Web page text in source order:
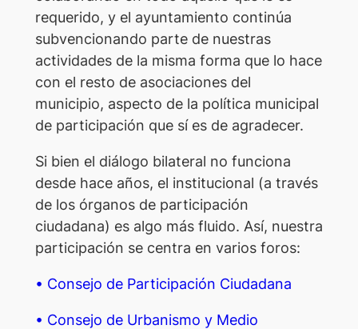
requerido, y el ayuntamiento continúa
subvencionando parte de nuestras
actividades de la misma forma que lo hace
con el resto de asociaciones del
municipio, aspecto de la política municipal
de participación que sí es de agradecer.
Si bien el diálogo bilateral no funciona
desde hace años, el institucional (a través
de los órganos de participación
ciudadana) es algo más fluido. Así, nuestra
participación se centra en varios foros:
• Consejo de Participación Ciudadana
• Consejo de Urbanismo y Medio